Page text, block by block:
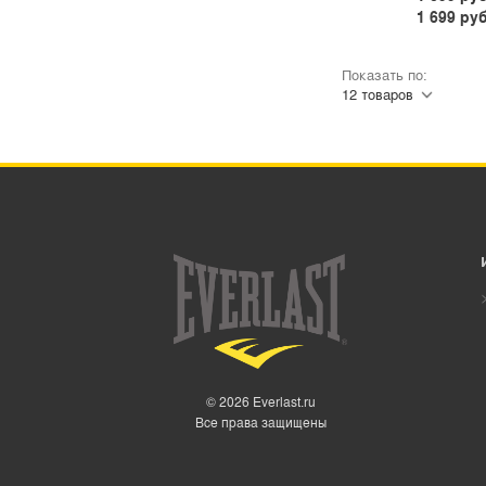
1 699
Показать по:
© 2026 Everlast.ru
Все права защищены